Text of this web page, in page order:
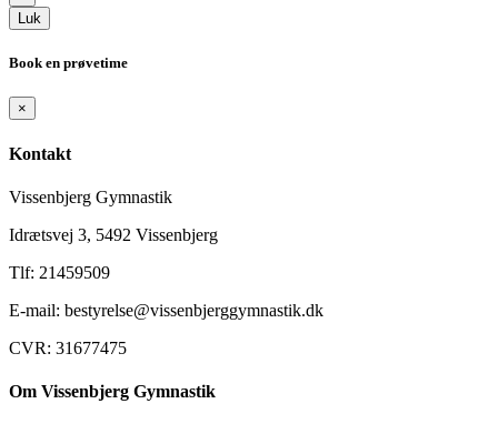
Luk
Book en prøvetime
×
Kontakt
Vissenbjerg Gymnastik
Idrætsvej 3, 5492 Vissenbjerg
Tlf: 21459509
E-mail: bestyrelse@vissenbjerggymnastik.dk
CVR: 31677475
Om Vissenbjerg Gymnastik